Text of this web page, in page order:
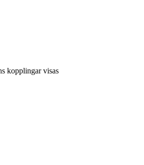
kopplingar visas